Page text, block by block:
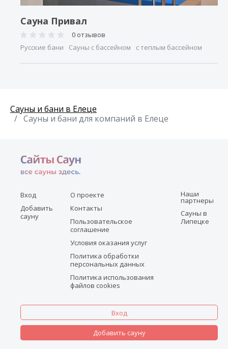
Сауна Привал
0 отзывов
Русские бани
Сауны с бассейном с теплым бассейном
Сауны и бани в Елеце
Сауны и бани для компаний в Елеце
Вход
Добавить
сауну
О проекте
Контакты
Пользовательское
соглашение
Условия оказания услуг
Политика обработки
персональных данных
Политика использования
файлов cookies
Наши
партнеры
Сауны в
Липецке
Вход
Добавить сауну